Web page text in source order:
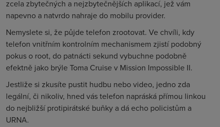
zcela zbytečných a nejzbytečnějších aplikací, jež vám
napevno a natvrdo nahraje do mobilu provider.
Nemyslete si, že půjde telefon zrootovat. Ve chvíli, kdy
telefon vnitřním kontrolním mechanismem zjistí podobný
pokus o root, do patnácti sekund vybuchne podobně
efektně jako brýle Toma Cruise v Mission Impossible II.
Jestliže si zkusíte pustit hudbu nebo video, jedno zda
legální, či nikoliv, hned vás telefon napráská přímou linkou
do nejbližší protipirátské buňky a dá echo policistům a
URNA.